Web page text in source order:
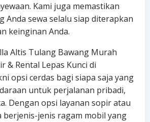
Kami juga memastikan
Anda sewa selalu siap diterapkan
keinginan Anda.
Altis Tulang Bawang Murah
& Rental Lepas Kunci di
opsi cerdas bagi siapa saja yang
untuk perjalanan pribadi,
Dengan opsi layanan sopir atau
berjenis-jenis ragam mobil yang